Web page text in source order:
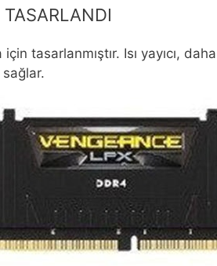
tasarlanmıştır. Isı yayıcı,
sağlar.